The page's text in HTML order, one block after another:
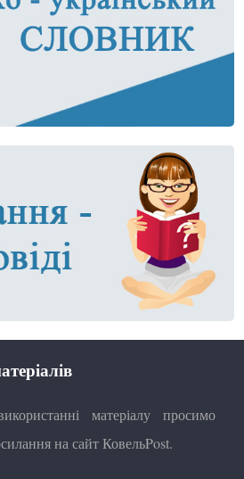
матеріалу просимо
на сайт КовельPost.